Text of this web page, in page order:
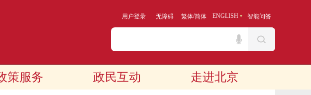
用户登录 无障碍 繁体/简体 ENGLISH 智能问答
策服务 政民互动 走进北京